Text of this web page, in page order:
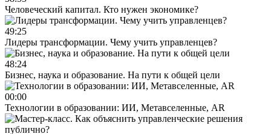
Человеческий капитал. Кто нужен экономике?
49:25
Лидеры трансформации. Чему учить управленцев?
48:24
Бизнес, наука и образование. На пути к общей цели
00:00
Технологии в образовании: ИИ, Метавселенные, AR